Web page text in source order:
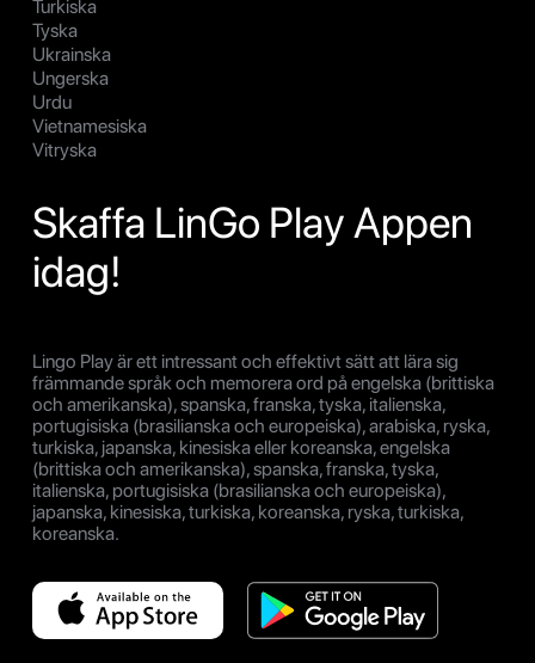
Turkiska
Tyska
Ukrainska
Ungerska
Urdu
Vietnamesiska
Vitryska
Skaffa LinGo Play Appen
idag!
Lingo Play är ett intressant och effektivt sätt att lära sig
främmande språk och memorera ord på engelska (brittiska
och amerikanska), spanska, franska, tyska, italienska,
portugisiska (brasilianska och europeiska), arabiska, ryska,
turkiska, japanska, kinesiska eller koreanska, engelska
(brittiska och amerikanska), spanska, franska, tyska,
italienska, portugisiska (brasilianska och europeiska),
japanska, kinesiska, turkiska, koreanska, ryska, turkiska,
koreanska.